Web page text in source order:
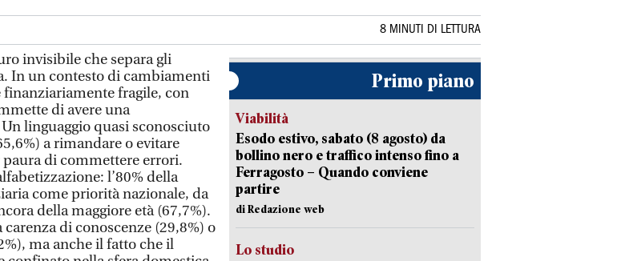
8 MINUTI DI LETTURA
e online) restano un punto di riferimento per il 44,4% del campione, seguiti dai motori di ricerca e dall'AI (42,4%) e da corsi di formazione ed esperti (40,8%). È un ecosistema in cui ogni generazione adotta il proprio linguaggio: se per i 40-65enni il professionista è la guida principale, i giovani (18-39enni) guidano la rivoluzione digitale, con AI e motori di ricerca nuovi alleati per la pianificazione. Entrando nel dettaglio, emerge un dato di rilievo: il consulente professionale (bancario, assicurativo o finanziario) si conferma la fonte più autorevole con il 34,7% delle preferenze. Accanto alla solidità del rapporto umano, cresce l'entusiasmo per le nuove frontiere: i motori di ricerca (32,8%) e chatbots e tool di AI (15,4%) stanno diventando sempre più presenti nelle abitudini informative quotidiane. Tuttavia, quando l'informazione deve trasformarsi in decisione, la fiducia converge sulla figura dell’esperto (68,6%), segno che la tecnologia è percepita come un supporto utile, ma che la consulenza umana resta il riferimento principale. Guardando al 2030, la consulenza finanziaria viene immaginata come una sinergia tra competenza umana e tecnologia. Oltre un terzo degli italiani (34,6%) prefigura infatti un modello ibrido, dove intelligenza artificiale e intervento umano convivono in modo equilibrato. È una visione pragmatica, che vede nel professionista 'potenziato' dall'Ai (30,8%) la figura ideale capace di coniugare precisione, personalizzazione e relazione. Anche quando si parla di strumenti operativi, emerge una forte apertura all’innovazione. Ben un cittadino su due (52%) sogna un assistente finanziario digitale: una piattaforma intelligente e automatizzata capace di semplificare la vita attraverso l'integrazione dei servizi e l'analisi dei dati in tempo reale. Infatti, il 29% desidera un unico punto di accesso per aggregare polizze, investimenti e risparmi, mentre il 28,9% guarda all'AI come a uno strumento per ricevere consigli mirati e personalizzati. Se si guarda al rapporto tra italiani e protezione assicurativa, il quadro è quello di un Paese diviso tra desiderio di tutela e diffidenza. Il 54% della popolazione ha attivato almeno una forma di protezione, con una netta prevalenza per l’assicurazione sulla casa (23,4%), seguita dalle polizze vita o invalidità (20,1%), dalla responsabilità civile familiare (18,9%) e dalla sanitaria integrativa (17,5%). Tuttavia, quasi metà del Paese (45,9%) resta priva di difese contro i grandi imprevisti. A pesare, oltre ai limiti di reddito, è un senso di sfiducia (18,9%) alimentato da un linguaggio tecnico percepito come barriera informativa e ostacolo alla chiarezza. Ma cosa cercano gli italiani in un’assicurazione? Una svolta nel modo di comunicare il valore della protezione. La priorità assoluta per quasi un cittadino su due (49,3%) è la trasparenza: prodotti lineari, costi chiari e un linguaggio comprensibile. Non si cerca più solo una polizza, ma una consulenza integrata (37%) capace di unire protezione, risparmio e tecnologia, senza rinunciare al valore della relazione umana. “La fiducia non è un dato acquisito, ma un impegno che noi assicuratori dobbiamo rinnovare ogni giorno anche attraverso una profonda evoluzione del nostro modello di relazione. È necessario che il settore si faccia protagonista di un nuovo approccio, in cui la trasparenza non sia solo un requisito normativo ma la base stessa del nostro ruolo sociale - commenta Pierre Cordier, Amministratore Delegato e Direttore Generale di Groupama Assicurazioni - Il nostro obiettivo è essere un partner di prossimità, capace di offrire una protezione olistica che sappia interpretare le complessità del contesto attuale e accompagnare le persone in ogni fase della vita. Vogliamo mettere a disposizione soluzioni sempre più chiare e personalizzate, in grado di sostenere t
Primo piano
Viabilità
Esodo estivo, sabato (8 agosto) da
bollino nero e traffico intenso fino a
Ferragosto – Quando conviene
partire
di Redazione web
Lo studio